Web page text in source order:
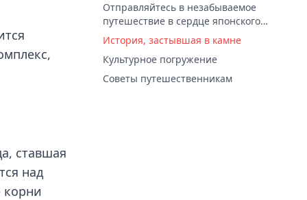
ставшая
над
корни
Отправляйтесь в незабываемое
путешествие в сердце японского
буддизма – Храм Гаран
История, застывшая в камне
Культурное погружение
Советы путешественникам